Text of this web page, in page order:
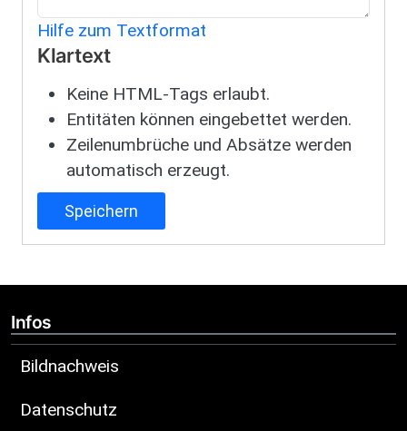
Hilfe zum Textformat
Klartext
Keine HTML-Tags erlaubt.
Entitäten können eingebettet werden.
Zeilenumbrüche und Absätze werden
automatisch erzeugt.
Infos
Bildnachweis
Datenschutz